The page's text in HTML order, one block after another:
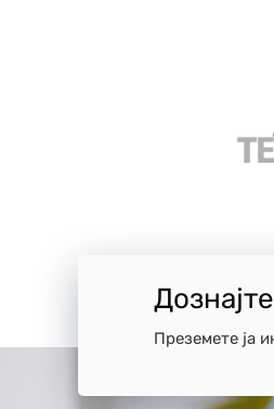
Преземете ја